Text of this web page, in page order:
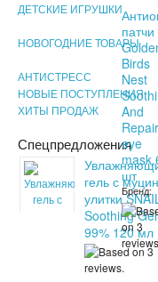
ДЕТСКИЕ ИГРУШКИ
НОВОГОДНИЕ ТОВАРЫ
АНТИСТРЕСС
НОВЫЕ ПОСТУПЛЕНИЯ
ХИТЫ ПРОДАЖ
Спецпредложения
гель с
улитки
Soothing
99% 120 мл
патчи
Birds
Nest
And
eye
шт
Бренд: